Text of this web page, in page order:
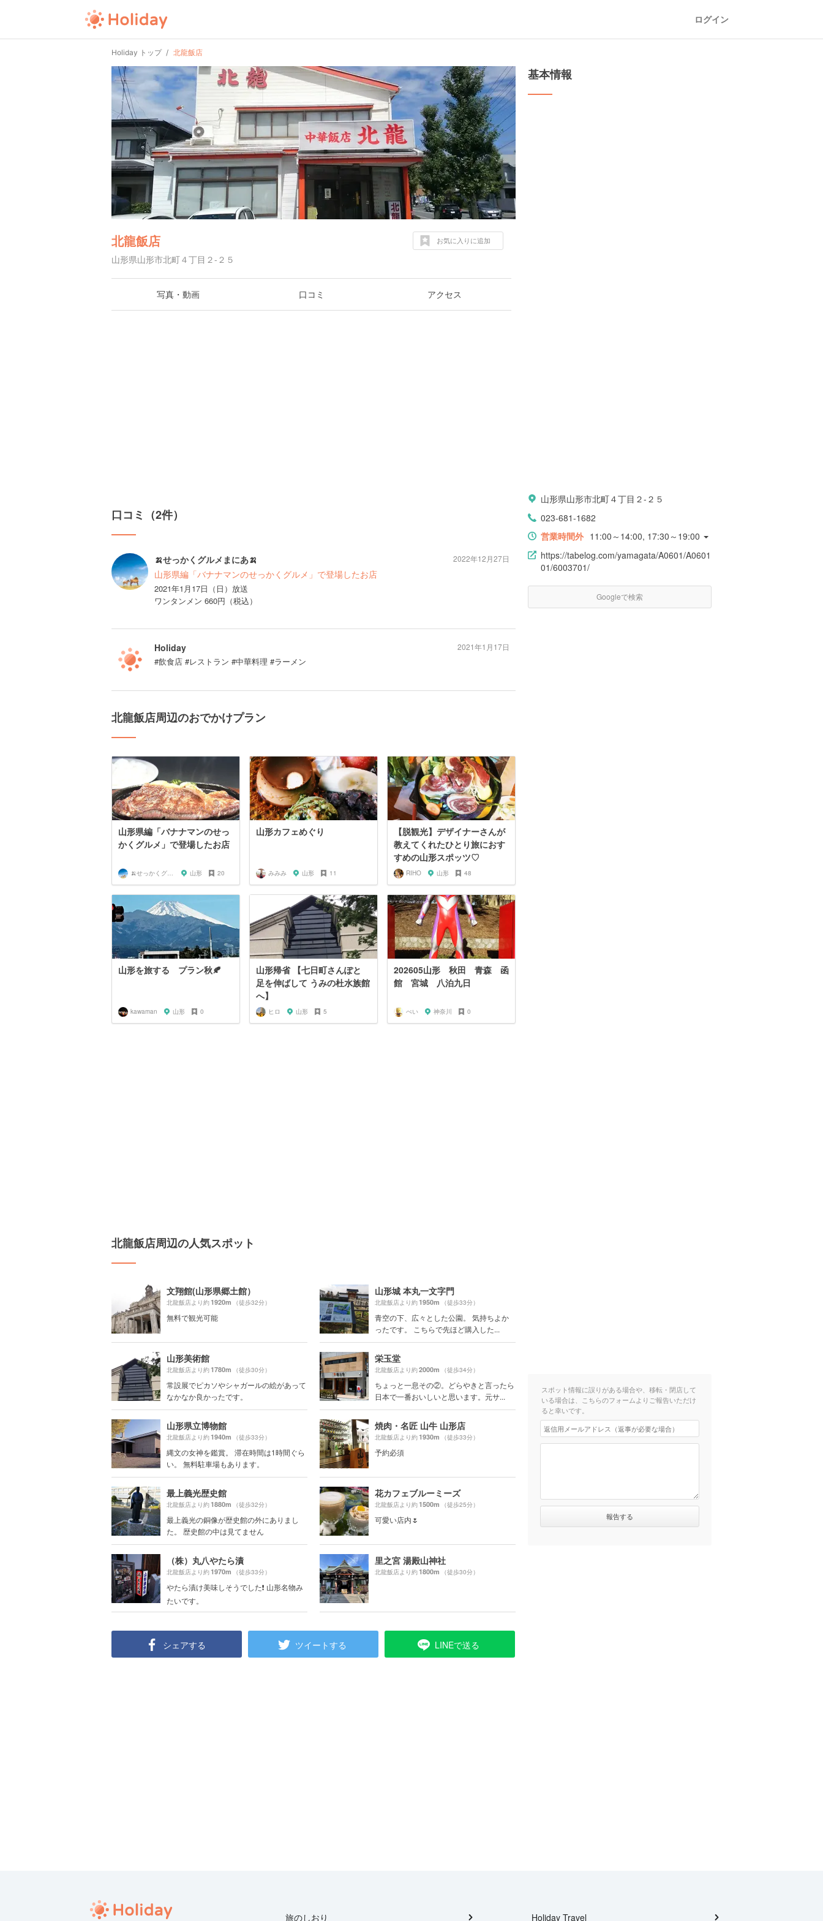
ログイン
Holiday トップ 北龍飯店
北龍飯店
山形県山形市北町４丁目２-２５
お気に入りに追加
写真・動画 口コミ アクセス
口コミ（2件）
🍌せっかくグルメまにあ🍌
山形県編「バナナマンのせっかくグルメ」で登場したお店
2021年1月17日（日）放送
ワンタンメン 660円（税込）
2022年12月27日
Holiday
#飲食店 #レストラン #中華料理 #ラーメン
2021年1月17日
北龍飯店周辺のおでかけプラン
山形県編「バナナマンのせっ
かくグルメ」で登場したお店
🍌せっかくグルメまにあ🍌 山形 20
山形カフェめぐり
みみみ 山形 11
【脱観光】デザイナーさんが
教えてくれたひとり旅におす
すめの山形スポッツ♡
RIHO 山形 48
山形を旅する プラン秋🍂
kawaman 山形 0
山形帰省 【七日町さんぽと
足を伸ばして うみの杜水族館
へ】
ヒロ 山形 5
202605山形 秋田 青森 函
館 宮城 八泊九日
ぺい 神奈川 0
北龍飯店周辺の人気スポット
文翔館(山形県郷土館）
北龍飯店より約1920m （徒歩32分）
無料で観光可能
山形城 本丸一文字門
北龍飯店より約1950m （徒歩33分）
青空の下、広々とした公園。 気持ちよか
ったです。 こちらで先ほど購入した...
山形美術館
北龍飯店より約1780m （徒歩30分）
常設展でピカソやシャガールの絵があって
なかなか良かったです。
栄玉堂
北龍飯店より約2000m （徒歩34分）
ちょっと一息その②。どらやきと言ったら
日本で一番おいしいと思います。元サ...
山形県立博物館
北龍飯店より約1940m （徒歩33分）
縄文の女神を鑑賞。 滞在時間は1時間ぐら
い。 無料駐車場もあります。
焼肉・名匠 山牛 山形店
北龍飯店より約1930m （徒歩33分）
予約必須
最上義光歴史館
北龍飯店より約1880m （徒歩32分）
最上義光の銅像が歴史館の外にありまし
た。 歴史館の中は見てません
花カフェブルーミーズ
北龍飯店より約1500m （徒歩25分）
可愛い店内🌷
（株）丸八やたら漬
北龍飯店より約1970m （徒歩33分）
やたら漬け美味しそうでした❗ 山形名物み
たいです。
里之宮 湯殿山神社
北龍飯店より約1800m （徒歩30分）
シェアする ツイートする LINEで送る
基本情報
山形県山形市北町４丁目２-２５
023-681-1682
営業時間外 11:00～14:00, 17:30～19:00
https://tabelog.com/yamagata/A0601/A0601
01/6003701/
Googleで検索
スポット情報に誤りがある場合や、移転・閉店して
いる場合は、こちらのフォームよりご報告いただけ
ると幸いです。
旅のしおり Holiday Travel